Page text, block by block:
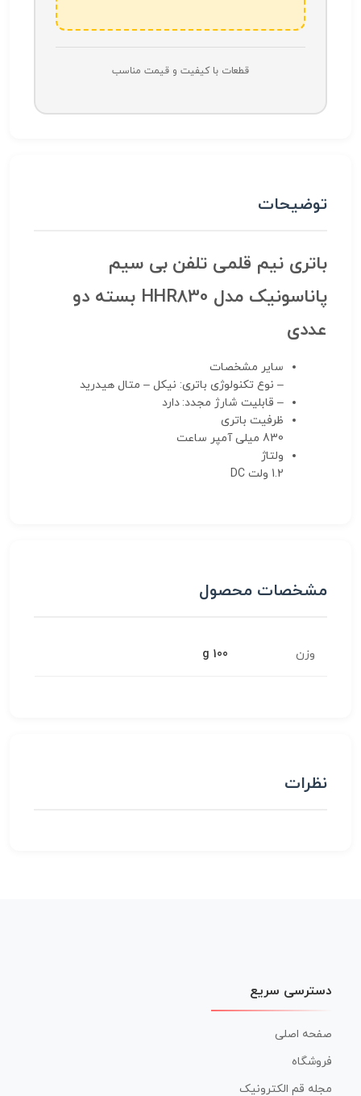
قطعات با کیفیت و قیمت مناسب
توضیحات
باتری نیم قلمی تلفن بی سیم
پاناسونیک مدل HHR830 بسته دو
عددی
سایر مشخصات
– نوع تکنولوژی باتری: نیکل – متال هیدرید
– قابلیت شارژ مجدد: دارد
ظرفیت باتری
830 میلی آمپر ساعت
ولتاژ
1.2 ولت DC
مشخصات محصول
وزن 100 g
نظرات
دسترسی سریع
صفحه اصلی
فروشگاه
مجله قم الکترونیک